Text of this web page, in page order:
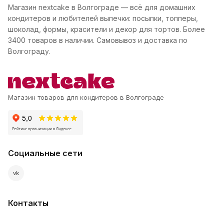
Магазин nextcake в Волгограде — всё для домашних
кондитеров и любителей выпечки: посыпки, топперы,
шоколад, формы, красители и декор для тортов. Более
3400 товаров в наличии. Самовывоз и доставка по
Волгограду.
Магазин товаров для кондитеров в Волгограде
Социальные сети
vk
Контакты